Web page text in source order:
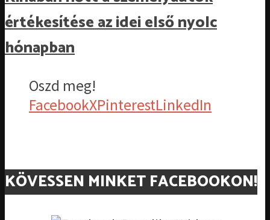
értékesítése az idei első nyolc
hónapban
Oszd meg!
FacebookXPinterestLinkedIn
KÖVESSEN MINKET FACEBOOKON!